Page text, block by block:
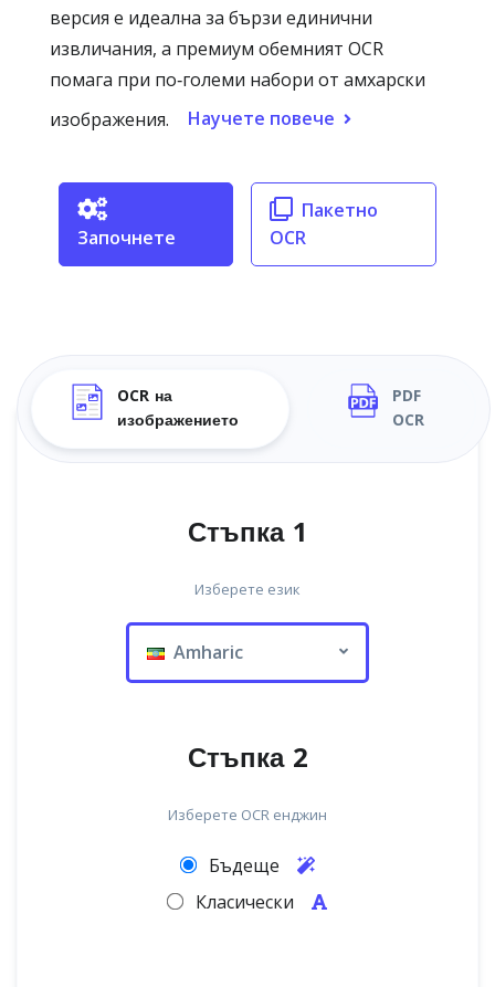
версия е идеална за бързи единични
извличания, а премиум обемният OCR
помага при по‑големи набори от амхарски
изображения.
Научете повече
Започнете
Пакетно
OCR
OCR на
изображението
PDF
OCR
Стъпка 1
Изберете език
Amharic
Стъпка 2
Изберете OCR енджин
Бъдеще
Класически